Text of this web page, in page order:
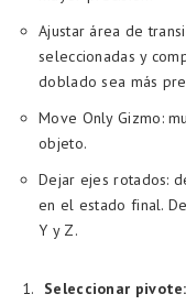
Ajustar área de
seleccionadas y
doblado sea más
Move Only Gizmo:
objeto.
Dejar ejes rotados:
en el estado final.
Y y Z.
Seleccionar pivote: